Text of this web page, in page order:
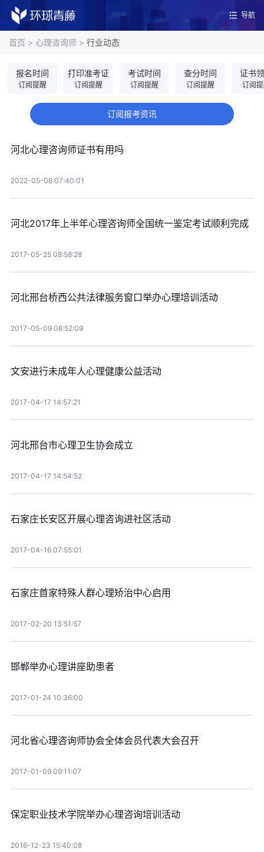
导航
首页 > 心理咨询师 > 行业动态
报名时间
订阅提醒
打印准考证
订阅提醒
考试时间
订阅提醒
查分时间
订阅提醒
证书
订阅
订阅报考资讯
河北心理咨询师证书有用吗
2022-05-08 07:40:01
河北2017年上半年心理咨询师全国统一鉴定考试顺利完成
2017-05-25 08:58:28
河北邢台桥西公共法律服务窗口举办心理培训活动
2017-05-09 08:52:09
文安进行未成年人心理健康公益活动
2017-04-17 14:57:21
河北邢台市心理卫生协会成立
2017-04-17 14:54:52
石家庄长安区开展心理咨询进社区活动
2017-04-16 07:55:01
石家庄首家特殊人群心理矫治中心启用
2017-02-20 13:51:57
邯郸举办心理讲座助患者
2017-01-24 10:36:00
河北省心理咨询师协会全体会员代表大会召开
2017-01-09 09:11:07
保定职业技术学院举办心理咨询培训活动
2016-12-23 15:40:08